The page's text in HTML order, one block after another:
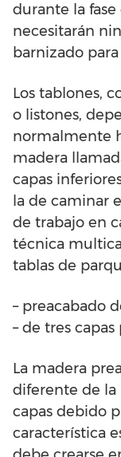
durante la
necesitarán
barnizado
Los tablones,
o listones,
normalmente
madera
capas
la de caminar
de trabajo en
técnica
tablas de
– preacabado
– de tres capas
La madera
diferente de la
capas debido
característica